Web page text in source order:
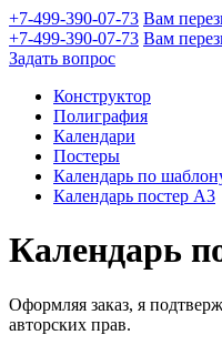
+7-499-390-07-73 Вам
+7-499-390-07-73 Вам
Задать вопрос
Конструктор
Полиграфия
Календари
Постеры
Календарь по
Календарь постер А3
Календарь
Оформляя заказ, я
авторских прав.